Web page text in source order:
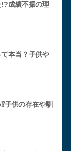
!?成績不振の理
本当？子供や
子供の存在や馴